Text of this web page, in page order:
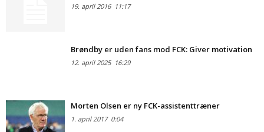
19. april 201611:17
Brøndby er uden fans mod FCK: Giver motivation
12. april 202516:29
Morten Olsen er ny FCK-assistenttræner
1. april 20170:04